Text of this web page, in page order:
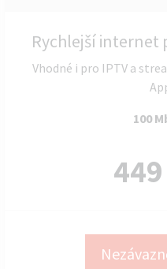
Rychlejší internet
Vhodné i pro IPTV a
100
449